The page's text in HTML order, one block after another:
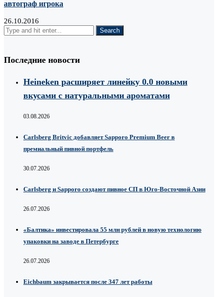
автограф игрока
26.10.2016
Последние новости
Heineken расширяет линейку 0.0 новыми
вкусами с натуральными ароматами
03.08.2026
Carlsberg Britvic добавляет Sapporo Premium Beer в
премиальный пивной портфель
30.07.2026
Carlsberg и Sapporo создают пивное СП в Юго-Восточной Азии
26.07.2026
«Балтика» инвестировала 55 млн рублей в новую технологию
упаковки на заводе в Петербурге
26.07.2026
Eichbaum закрывается после 347 лет работы